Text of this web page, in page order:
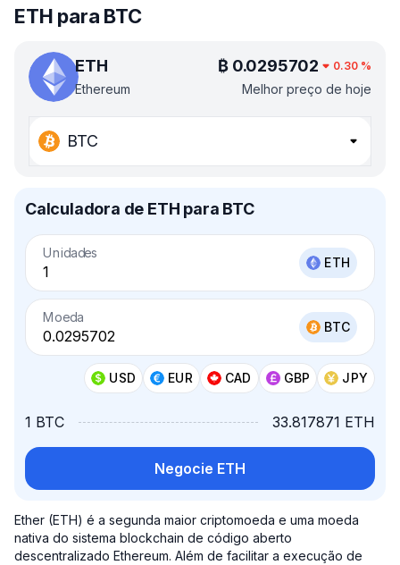
ETH para BTC
ETH
Ethereum
₿ 0.0295702 0.30 %
Melhor preço de hoje
BTC
Calculadora de ETH para BTC
Unidades
ETH
Moeda
BTC
USD EUR CAD GBP JPY
1 BTC 33.817871 ETH
Negocie ETH
Ether (ETH) é a segunda maior criptomoeda e uma moeda
nativa do sistema blockchain de código aberto
descentralizado Ethereum. Além de facilitar a execução de